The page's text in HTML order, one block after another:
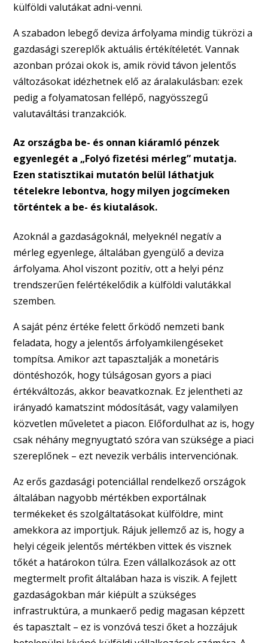
külföldi valutákat adni-venni.
A szabadon lebegő deviza árfolyama mindig tükrözi a
gazdasági szereplők aktuális értékítéletét. Vannak
azonban prózai okok is, amik rövid távon jelentős
változásokat idézhetnek elő az áralakulásban: ezek
pedig a folyamatosan fellépő, nagyösszegű
valutaváltási tranzakciók.
Az országba be- és onnan kiáramló pénzek
egyenlegét a „Folyó fizetési mérleg” mutatja.
Ezen statisztikai mutatón belül láthatjuk
tételekre lebontva, hogy milyen jogcímeken
történtek a be- és kiutalások.
Azoknál a gazdaságoknál, melyeknél negatív a
mérleg egyenlege, általában gyengülő a deviza
árfolyama. Ahol viszont pozitív, ott a helyi pénz
trendszerűen felértékelődik a külföldi valutákkal
szemben.
A saját pénz értéke felett őrködő nemzeti bank
feladata, hogy a jelentős árfolyamkilengéseket
tompítsa. Amikor azt tapasztalják a monetáris
döntéshozók, hogy túlságosan gyors a piaci
értékváltozás, akkor beavatkoznak. Ez jelentheti az
irányadó kamatszint módosítását, vagy valamilyen
közvetlen műveletet a piacon. Előfordulhat az is, hogy
csak néhány megnyugtató szóra van szüksége a piaci
szereplőnek – ezt nevezik verbális intervenciónak.
Az erős gazdasági potenciállal rendelkező országok
általában nagyobb mértékben exportálnak
termékeket és szolgáltatásokat külföldre, mint
amekkora az importjuk. Rájuk jellemző az is, hogy a
helyi cégeik jelentős mértékben vittek és visznek
tőkét a határokon túlra. Ezen vállalkozások az ott
megtermelt profit általában haza is viszik. A fejlett
gazdaságokban már kiépült a szükséges
infrastruktúra, a munkaerő pedig magasan képzett
és tapasztalt – ez is vonzóvá teszi őket a hozzájuk